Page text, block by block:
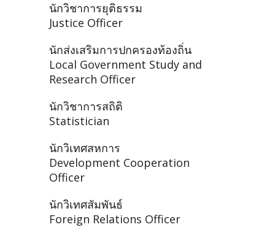
นักวิชาการยุติธรรม
Justice Officer
นักส่งเสริมการปกครองท้องถิ่น
Local Government Study and
Research Officer
นักวิชาการสถิติ
Statistician
นักวิเทศสหการ
Development Cooperation
Officer
นักวิเทศสัมพันธ์
Foreign Relations Officer